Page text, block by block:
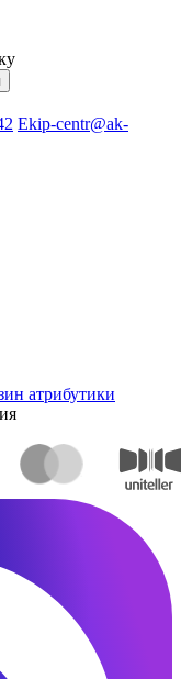
Ekip-centr@ak-
атрибутики